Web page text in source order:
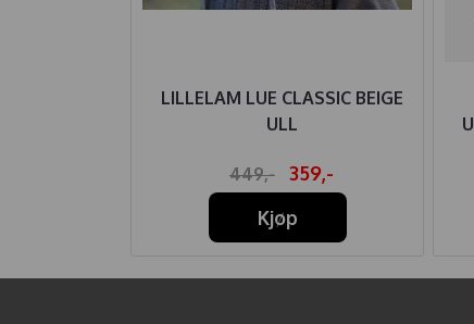
LILLELAM LUE CLASSIC BEIGE
ULL
449,-
359,-
Kjøp